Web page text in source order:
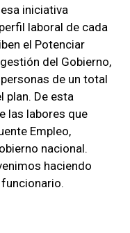
iniciativa
laboral de cada
el Potenciar
del Gobierno,
de un total
plan. De esta
las labores que
Empleo,
nacional.
haciendo